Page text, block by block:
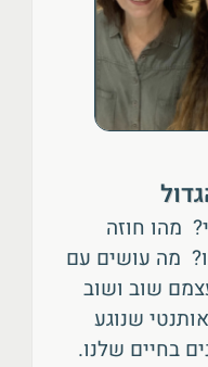
מהו חוזה
מה עושים עם
שוב ושוב
שנוגע
בחיים שלנו.